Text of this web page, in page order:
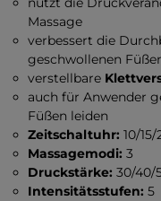
Massage
verbessert die
geschwollenen
verstellbare
auch für Anwender
Füßen leiden
Zeitschaltuhr:10/
Massagemodi:3
Druckstärke: 30/40/
Intensitätsstufen:5